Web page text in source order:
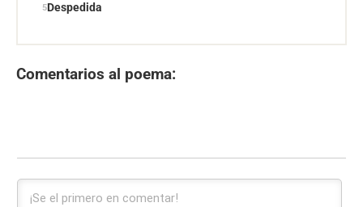
Despedida
Comentarios al poema: